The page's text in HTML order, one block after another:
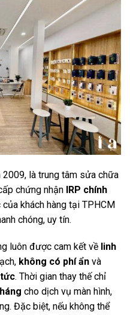
2009, là trung tâm sửa chữa
chứng nhận IRP chính
khách hàng tại TPHCM
chóng, uy tín.
luôn được cam kết về linh
không có phí ẩn và
. Thời gian thay thế chỉ
cho dịch vụ màn hình,
Đặc biệt, nếu không thể